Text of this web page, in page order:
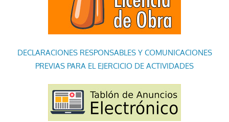
DECLARACIONES RESPONSABLES Y COMUNICACIONES
PREVIAS PARA EL EJERCICIO DE ACTIVIDADES